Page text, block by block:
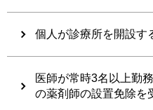
個人が診療所を開設す
医師が常時3名以上勤
の薬剤師の設置免除を